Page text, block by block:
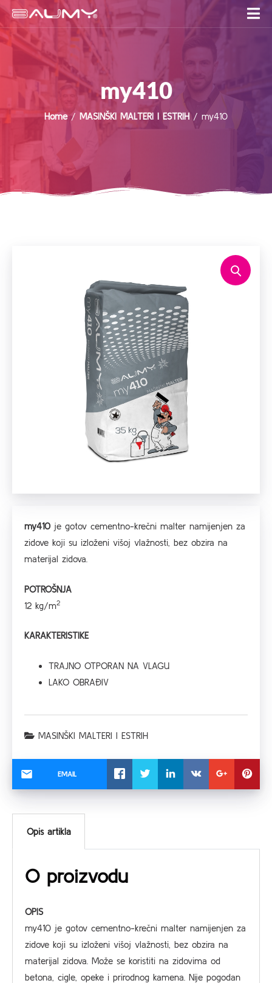
my410
Home/ MASINŠKI MALTERI I ESTRIH/ my410
my410 je gotov cementno-krečni malter namijenjen za
zidove koji su izloženi višoj vlažnosti, bez obzira na
materijal zidova.
POTROŠNJA
12 kg/m2
KARAKTERISTIKE
TRAJNO OTPORAN NA VLAGU
LAKO OBRAĐIV
MASINŠKI MALTERI I ESTRIH
EMAIL
Opis artikla
O proizvodu
OPIS
my410 je gotov cementno-krečni malter namijenjen za
zidove koji su izloženi višoj vlažnosti, bez obzira na
materijal zidova. Može se koristiti na zidovima od
betona, cigle, opeke i prirodnog kamena. Nije pogodan